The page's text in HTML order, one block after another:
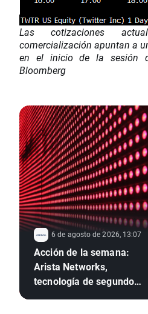
Las cotizaciones
comercialización apuntan a
en el inicio de la sesión
Bloomberg
6 de agosto de 2026, 13:07
Acción de la semana:
Arista Networks,
tecnología de segundo